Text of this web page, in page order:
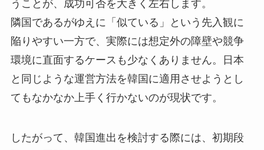
うことが、成功可否を大きく左右します。
隣国であるがゆえに「似ている」という先入観に
陥りやすい一方で、実際には想定外の障壁や競争
環境に直面するケースも少なくありません。日本
と同じような運営方法を韓国に適用させようとし
てもなかなか上手く行かないのが現状です。
したがって、韓国進出を検討する際には、初期段